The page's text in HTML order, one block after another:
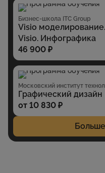
Бизнес-школа ITC Group
Visio
Visio. Инфографика
46 900 ₽
Московский институт
Графический дизайн
от 10 830 ₽